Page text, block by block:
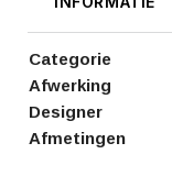
Categorie
Afwerking
Designer
Afmetingen